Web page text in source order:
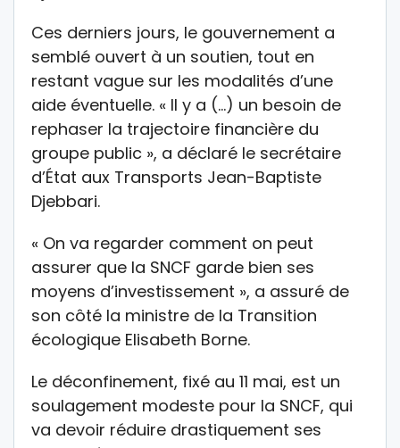
Ces derniers jours, le gouvernement a
semblé ouvert à un soutien, tout en
restant vague sur les modalités d’une
aide éventuelle. « Il y a (…) un besoin de
rephaser la trajectoire financière du
groupe public », a déclaré le secrétaire
d’État aux Transports Jean-Baptiste
Djebbari.
« On va regarder comment on peut
assurer que la SNCF garde bien ses
moyens d’investissement », a assuré de
son côté la ministre de la Transition
écologique Elisabeth Borne.
Le déconfinement, fixé au 11 mai, est un
soulagement modeste pour la SNCF, qui
va devoir réduire drastiquement ses